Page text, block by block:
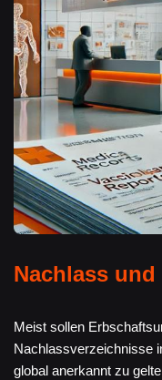
Nachlass
Meist sollen
Nachlassverzeichnisse
global anerkannt zu